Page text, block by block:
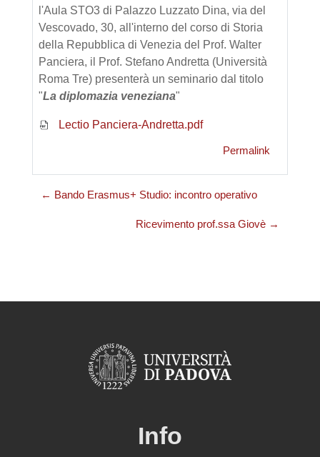
l'Aula STO3 di Palazzo Luzzato Dina, via del
Vescovado, 30, all'interno del corso di Storia
della Repubblica di Venezia del Prof. Walter
Panciera, il Prof. Stefano Andretta (Università
Roma Tre) presenterà un seminario dal titolo
"La diplomazia veneziana"
Lectio Panciera-Andretta.pdf
Permalink
← Bando Erasmus+ Studio: incontro operativo
Ricevimento prof.ssa Giovè →
Info